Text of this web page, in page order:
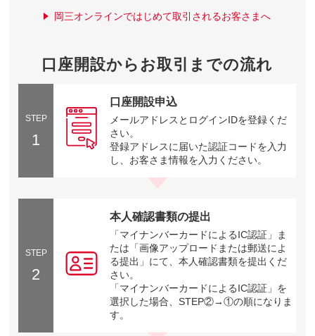
岡三オンラインではじめて取引されるお客さまへ
口座開設からお取引までの流れ
STEP
1
口座開設申込
メールアドレスとログインIDを登録くだ
さい。
登録アドレスに届いた認証コードを入力
し、お客さま情報を入力ください。
STEP
2
本人確認書類の提出
「マイナンバーカードによるIC認証」ま
たは「画像アップロードまたは郵送によ
る提出」にて、本人確認書類を提出くだ
さい。
「マイナンバーカードによるIC認証」を
選択した場合、STEP②→①の順になりま
す。